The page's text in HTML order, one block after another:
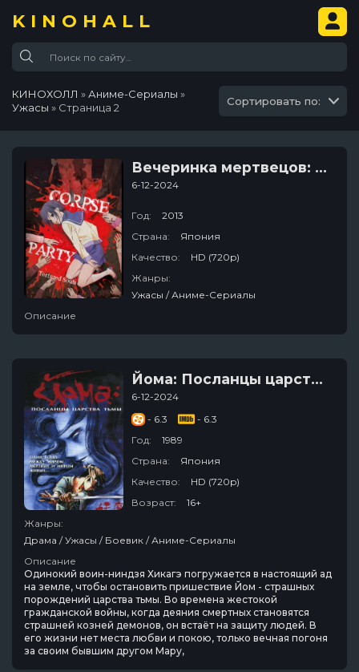
KINOHALL
КИНОХОЛЛ »Аниме-Сериалы »
Ужасы » Страница 2 Сортировать по:
Вечеринка мертвецов: Замученные души
6-12-2024
Год:
2013
Страна:
Япония
Качество:
HD (720p)
Жанры:
Ужасы / Аниме-Сериалы
Описание
Йома: Посланцы царства тьмы
6-12-2024
- 6.3
- 6.3
Год:
1989
Страна:
Япония
Качество:
HD (720p)
Возраст:
16+
Жанры:
Драма / Ужасы / Боевик / Аниме-Сериалы
Описание
Одинокий воин-ниндзя Хикагэ погружается в настоящий ад
на земле, чтобы остановить пришествие Йом - страшных
порождений царства тьмы. Во времена жестокой
гражданской войны, когда деяния смертных становятся
страшней козней демонов, он встаёт на защиту людей. В
его жизни нет места любви и покою, только вечная погоня
за своим бывшим другом Мару,